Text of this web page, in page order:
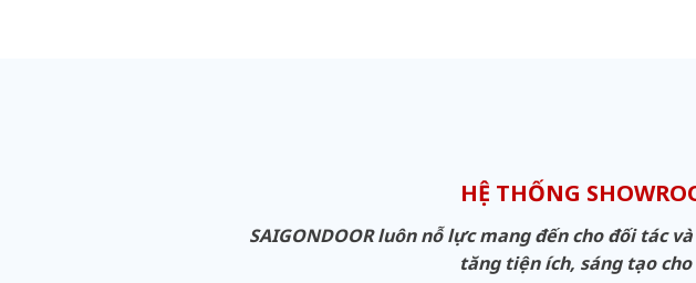
HỆ THỐNG
SAIGONDOOR luôn nỗ lực mang đến cho đối tác
tăng tiện ích, sáng tạo